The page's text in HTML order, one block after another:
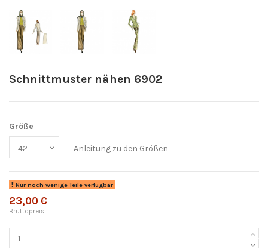
Schnittmuster nähen 6902
Größe
Anleitung zu den Größen
Nur noch wenige Teile verfügbar
23,00 €
Bruttopreis